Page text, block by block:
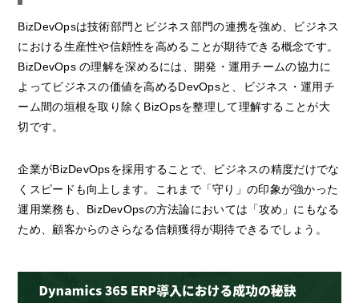
BizDevOpsは技術部門とビジネス部門の連携を強め、ビジネス
における生産性や信頼性を高めることが期待できる概念です。
BizDevOps の理解を深めるには、開発・運用チームの協力に
よってビジネスの価値を高めるDevOpsと、ビジネス・運用チ
ーム間の垣根を取り除くBizOpsを整理して理解することが大
切です。
企業がBizDevOpsを採用することで、ビジネスの精度だけでな
くスピードも向上します。これまで「守り」の印象が強かった
運用業務も、BizDevOpsの方法論においては「攻め」にもなる
ため、顧客からのさらなる信頼獲得が期待できるでしょう。